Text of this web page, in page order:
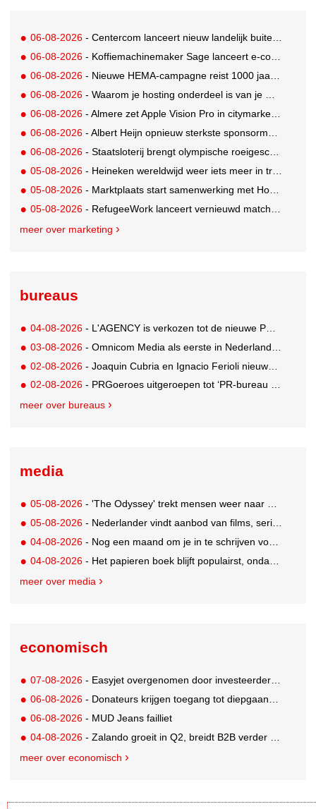
06-08-2026 - Centercom lanceert nieuw landelijk buitereclamenetwerk: City Cubes
06-08-2026 - Koffiemachinemaker Sage lanceert e-commerceplatform voor koffieliefhebbers
06-08-2026 - Nieuwe HEMA-campagne reist 1000 jaar terug in de tijd naar 'Hemastein'
06-08-2026 - Waarom je hosting onderdeel is van je merkstrategie
06-08-2026 - Almere zet Apple Vision Pro in citymarketing
06-08-2026 - Albert Heijn opnieuw sterkste sponsormerk, PostNL daalt
06-08-2026 - Staatsloterij brengt olympische roeigeschiedenis tot leven voor WK Roeien
05-08-2026 - Heineken wereldwijd weer iets meer in trek
05-08-2026 - Marktplaats start samenwerking met House of Cars
05-08-2026 - RefugeeWork lanceert vernieuwd matchingplatform voor nieuwkomers en werkgevers
meer over marketing
bureaus
04-08-2026 - L'AGENCY is verkozen tot de nieuwe PR-partner van KoRo
03-08-2026 - Omnicom Media als eerste in Nederland actief met advertenties in ChatGPT
02-08-2026 - Joaquin Cubria en Ignacio Ferioli nieuwe Global CCO’s GUT, Renata Neumann Global Head of Production
02-08-2026 - PRGoeroes uitgeroepen tot ‘PR-bureau van het jaar 2026’
meer over bureaus
media
05-08-2026 - 'The Odyssey' trekt mensen weer naar de bioscoop
05-08-2026 - Nederlander vindt aanbod van films, series en sport vaak versnipperd
04-08-2026 - Nog een maand om je in te schrijven voor de Mercurs 2026
04-08-2026 - Het papieren boek blijft populairst, ondanks digitale alternatieven
meer over media
economisch
07-08-2026 - Easyjet overgenomen door investeerder Apollo
06-08-2026 - Donateurs krijgen toegang tot diepgaandere informatie over goede doelen
06-08-2026 - MUD Jeans failliet
04-08-2026 - Zalando groeit in Q2, breidt B2B verder uit en innoveert met AI
meer over economisch